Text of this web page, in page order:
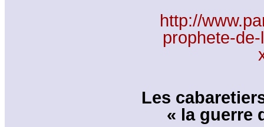
http://
prophete-
Les
« la guerre